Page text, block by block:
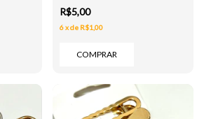
R$5,00
6 xde R$1,00
COMPRAR